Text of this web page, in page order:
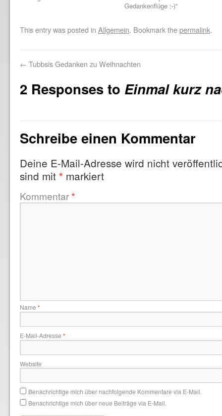
Gedankenflüge ;-)"
This entry was posted in Allgemein. Bookmark thepermalink.
← Tubbsis Gedanken zu Weihnachten
2 Responses to Einmal kurz
Schreibe einen Kommentar
Deine E-Mail-Adresse wird nicht
sind mit * markiert
Kommentar*
Name *
E-Mail-Adresse *
Website
Benachrichtige mich über nachfolgende Kommentare via E-Mail.
Benachrichtige mich über neue Beiträge via E-Mail.